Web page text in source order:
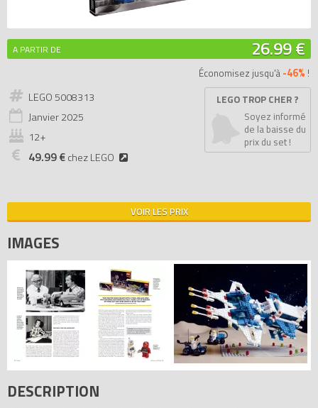
A PARTIR DE 26.99 €
Économisez jusqu'à -46% !
LEGO 5008313
Janvier2025
12+
49.99 €chez LEGO
LEGO TROP CHER ?
Soyez informé
de la baisse du
prix du set !
VOIR LES PRIX
IMAGES
DESCRIPTION